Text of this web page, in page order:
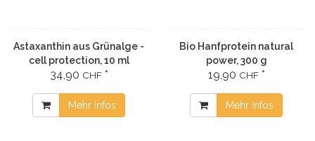
Astaxanthin aus Grünalge -
cell protection, 10 ml
34,90 CHF*
Mehr Infos
Bio Hanfprotein natural
power, 300 g
19,90 CHF*
Mehr Infos